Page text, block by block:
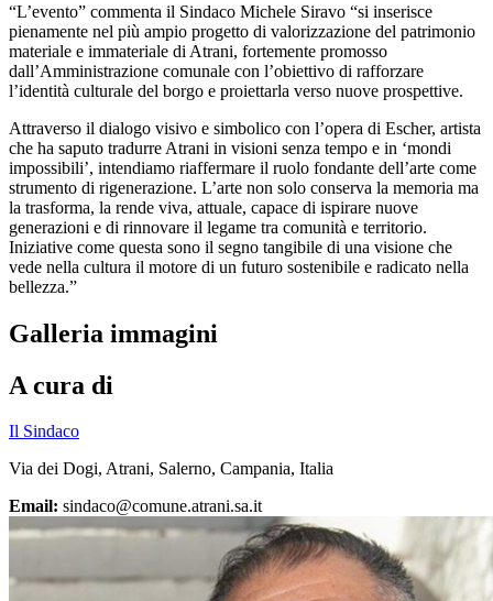
“L’evento” commenta il Sindaco Michele Siravo “si inserisce
pienamente nel più ampio progetto di valorizzazione del patrimonio
materiale e immateriale di Atrani, fortemente promosso
dall’Amministrazione comunale con l’obiettivo di rafforzare
l’identità culturale del borgo e proiettarla verso nuove prospettive.
Attraverso il dialogo visivo e simbolico con l’opera di Escher, artista
che ha saputo tradurre Atrani in visioni senza tempo e in ‘mondi
impossibili’, intendiamo riaffermare il ruolo fondante dell’arte come
strumento di rigenerazione. L’arte non solo conserva la memoria ma
la trasforma, la rende viva, attuale, capace di ispirare nuove
generazioni e di rinnovare il legame tra comunità e territorio.
Iniziative come questa sono il segno tangibile di una visione che
vede nella cultura il motore di un futuro sostenibile e radicato nella
bellezza.”
Galleria immagini
A cura di
Il Sindaco
Via dei Dogi, Atrani, Salerno, Campania, Italia
Email: sindaco@comune.atrani.sa.it